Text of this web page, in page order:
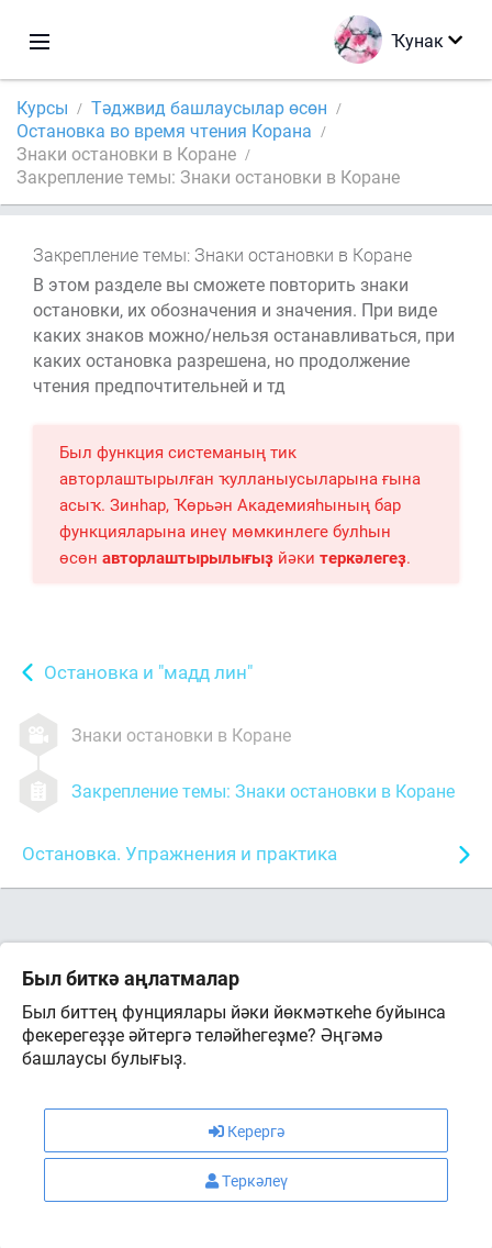
Ҡунак
Курсы
Тәджвид башлаусылар өсөн
Остановка во время чтения Корана
Знаки остановки в Коране
Закрепление темы: Знаки остановки в Коране
Остановка и "мадд лин"
Знаки остановки в Коране
Закрепление темы: Знаки остановки в Коране
Остановка. Упражнения и практика
Закрепление темы: Знаки остановки в Коране
В этом разделе вы сможете повторить знаки
остановки, их обозначения и значения. При виде
каких знаков можно/нельзя останавливаться, при
каких остановка разрешена, но продолжение
чтения предпочтительней и тд
Был функция системаның тик
авторлаштырылған ҡулланыусыларына ғына
асыҡ. Зинһар, Ҡөрьән Академияһының бар
функцияларына инеү мөмкинлеге булһын
өсөн авторлаштырылығыҙ йәки теркәлегеҙ.
Был биткә аңлатмалар
Был биттең фунциялары йәки йөкмәткеһе буйынса
фекерегеҙҙе әйтергә теләйһегеҙме? Әңгәмә
башлаусы булығыҙ.
Керергә
Теркәлеү